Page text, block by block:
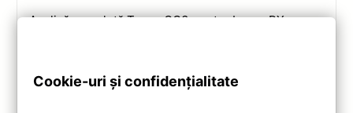
Analiză completă Teyes CC3 pentru Lexus RX:
Cookie-uri și confidențialitate